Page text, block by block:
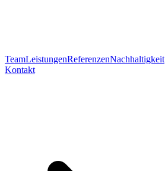
TeamLeistungenReferenzenNachhaltigkeit
Kontakt